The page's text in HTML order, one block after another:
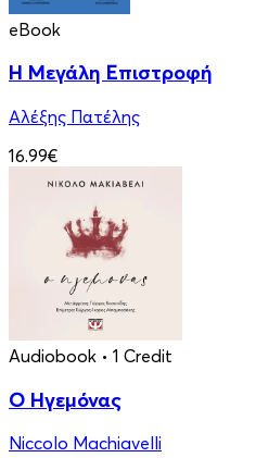
eBook
Η Μεγάλη Επιστροφή
Αλέξης Πατέλης
16.99€
Audiobook • 1 Credit
Ο Ηγεμόνας
Niccolo Machiavelli